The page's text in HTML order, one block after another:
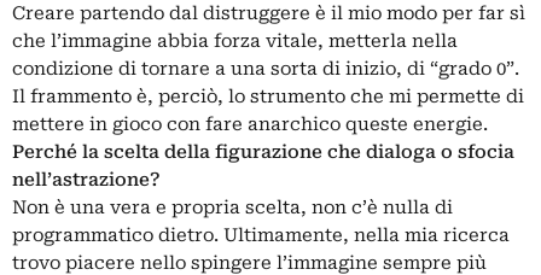
Creare partendo dal distruggere è il mio modo per far sì
che l’immagine abbia forza vitale, metterla nella
condizione di tornare a una sorta di inizio, di “grado 0”.
Il frammento è, perciò, lo strumento che mi permette di
mettere in gioco con fare anarchico queste energie.
Perché la scelta della figurazione che dialoga o sfocia
nell’astrazione?
Non è una vera e propria scelta, non c’è nulla di
programmatico dietro. Ultimamente, nella mia ricerca
trovo piacere nello spingere l’immagine sempre più